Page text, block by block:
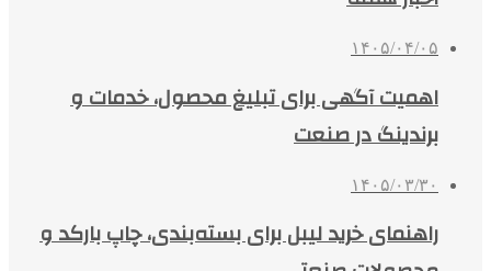
۱۴۰۵/۰۴/۰۵
اهمیت آگهی برای تبلیغ محصول، خدمات و
برندینگ در صنعت
۱۴۰۵/۰۳/۳۰
راهنمای خرید لیبل برای بسته‌بندی، چاپ بارکد و